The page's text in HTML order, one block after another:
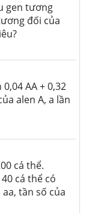
gen tương
đối của
AA + 0,32
alen A, a lần
cá thể.
cá thể có
tần số của